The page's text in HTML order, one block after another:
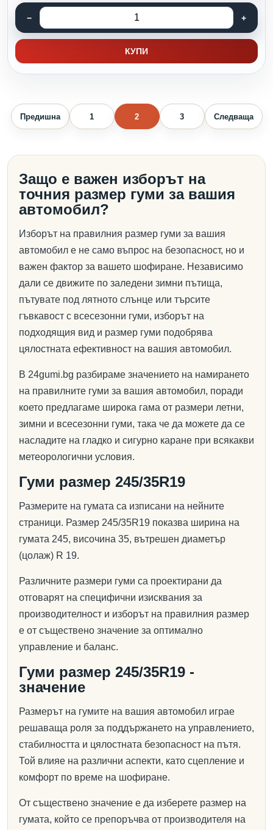
КУПИ
Предишна 1 2 3 Следваща
Защо е важен изборът на
точния размер гуми за вашия
автомобил?
Изборът на правилния размер гуми за вашия
автомобил е не само въпрос на безопасност, но и
важен фактор за вашето шофиране. Независимо
дали се движите по заледени зимни пътища,
пътувате под лятното слънце или търсите
гъвкавост с всесезонни гуми, изборът на
подходящия вид и размер гуми подобрява
цялостната ефективност на вашия автомобил.
В 24gumi.bg разбираме значението на намирането
на правилните гуми за вашия автомобил, поради
което предлагаме широка гама от размери летни,
зимни и всесезонни гуми, така че да можете да се
насладите на гладко и сигурно каране при всякакви
метеорологични условия.
Гуми размер 245/35R19
Размерите на гумата са изписани на нейните
страници. Размер 245/35R19 показва ширина на
гумата 245, височина 35, вътрешен диаметър
(цолаж) R 19.
Различните размери гуми са проектирани да
отговарят на специфични изисквания за
производителност и изборът на правилния размер
е от съществено значение за оптимално
управление и баланс.
Гуми размер 245/35R19 -
значение
Размерът на гумите на вашия автомобил играе
решаваща роля за поддържането на управлението,
стабилността и цялостната безопасност на пътя.
Той влияе на различни аспекти, като сцепление и
комфорт по време на шофиране.
От съществено значение е да изберете размер на
гумата, който се препоръчва от производителя на